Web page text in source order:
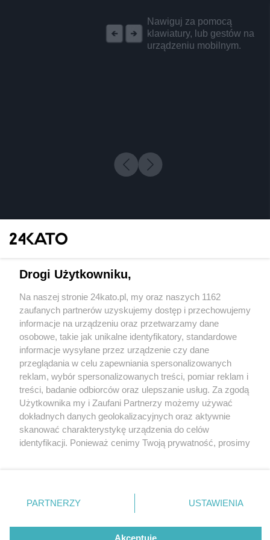
Nawiguj za pomocą
klawiatury, lub gestów na
urządzeniu mobilnym.
2 / 0
Wydawca mediów lokalnych
Nie zapomnij
zapoznać się z:
polityką prywatności regulamin korzystania z portali
Twojemiasto
Piekary Śląskie
Chorzów
Tarnowskie Góry
Gliwice
Skontakuj sięz nami
Kontakt
Wydawca
Redakcja
Drogi Użytkowniku,
Na naszej stronie 24kato.pl, my oraz naszych 1162
zaufanych partnerów uzyskujemy dostęp i przechowujemy
informacje na urządzeniu oraz przetwarzamy dane
osobowe, takie jak unikalne identyfikatory, standardowe
informacje wysyłane przez urządzenie czy dane
przeglądania w celu zapewniania spersonalizowanych
reklam, wybór spersonalizowanych treści, pomiar reklam i
treści, badanie odbiorców oraz ulepszanie usług. Za zgodą
Użytkownika my i Zaufani Partnerzy możemy używać
dokładnych danych geolokalizacyjnych oraz aktywnie
skanować charakterystykę urządzenia do celów
identyfikacji. Ponieważ cenimy Twoją prywatność, prosimy
prywatności znajdujący się w lewym dolnym rogu strony
. Niektóre rodzaje przetwarzania danych nie wymagają
zgody użytkownika, ale masz prawo sprzeciwić się
takiemu przetwarzaniu. Preferencje będą miały
PARTNERZY USTAWIENIA
Akceptuję